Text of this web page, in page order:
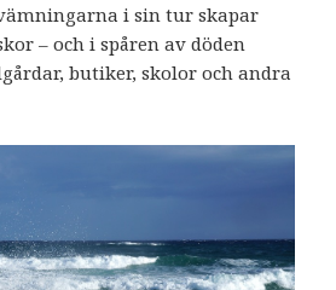
i sin tur skapar
– och i spåren av döden
butiker, skolor och andra